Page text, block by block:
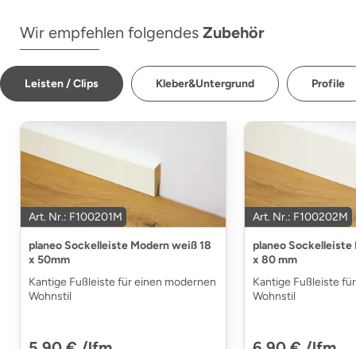
Wir empfehlen folgendes Zubehör
Leisten / Clips Kleber&Untergrund Profile
Art. Nr.: F100201M
planeo Sockelleiste Modern weiß 18
x 50mm
Kantige Fußleiste für einen modernen
Wohnstil
Art. Nr.: F100202M
planeo Sockelleiste
x 80 mm
Kantige Fußleiste
Wohnstil